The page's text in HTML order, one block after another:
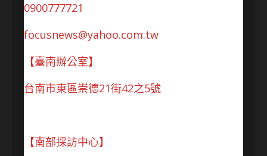
0900777721
focusnews@yahoo.com.tw
【臺南辦公室】
台南市東區崇德21街42之5號
【南部採訪中心】